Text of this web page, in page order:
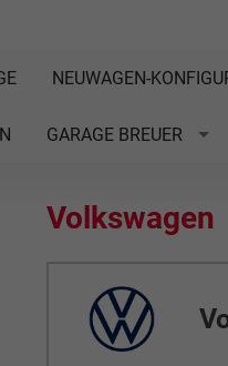
NEUWAGEN-
GARAGE BREUER
Volkswagen